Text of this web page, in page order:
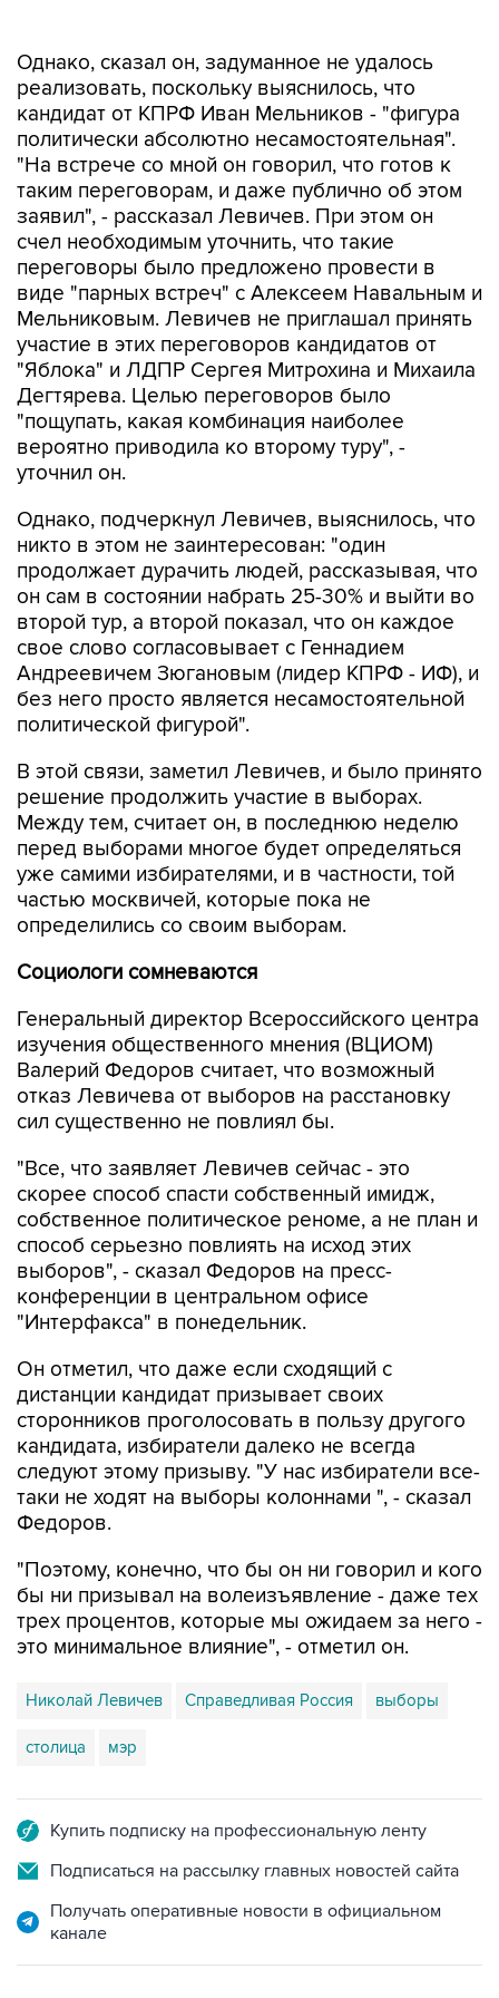
кандидат от КПРФ Иван Мельников - "фигура
политически абсолютно несамостоятельная".
"На встрече со мной он говорил, что готов к
таким переговорам, и даже публично об этом
заявил", - рассказал Левичев. При этом он
счел необходимым уточнить, что такие
переговоры было предложено провести в
виде "парных встреч" с Алексеем Навальным и
Мельниковым. Левичев не приглашал принять
участие в этих переговоров кандидатов от
"Яблока" и ЛДПР Сергея Митрохина и Михаила
Дегтярева. Целью переговоров было
"пощупать, какая комбинация наиболее
вероятно приводила ко второму туру", -
уточнил он.
Однако, подчеркнул Левичев, выяснилось, что
продолжает дурачить людей, рассказывая, что
он сам в состоянии набрать 25-30% и выйти во
второй тур, а второй показал, что он каждое
свое слово согласовывает с Геннадием
Андреевичем Зюгановым (лидер КПРФ - ИФ), и
без него просто является несамостоятельной
политической фигурой".
В этой связи, заметил Левичев, и было принято
Между тем, считает он, в последнюю неделю
перед выборами многое будет определяться
уже самими избирателями, и в частности, той
частью москвичей, которые пока не
определились со своим выборам.
Социологи сомневаются
Генеральный директор Всероссийского центра
Валерий Федоров считает, что возможный
отказ Левичева от выборов на расстановку
сил существенно не повлиял бы.
"Все, что заявляет Левичев сейчас - это
собственное политическое реноме, а не план и
способ серьезно повлиять на исход этих
выборов", - сказал Федоров на пресс-
конференции в центральном офисе
"Интерфакса" в понедельник.
Он отметил, что даже если сходящий с
сторонников проголосовать в пользу другого
кандидата, избиратели далеко не всегда
следуют этому призыву. "У нас избиратели все-
таки не ходят на выборы колоннами ", - сказал
Федоров.
"Поэтому, конечно, что бы он ни говорил и кого
трех процентов, которые мы ожидаем за него -
это минимальное влияние", - отметил он.
Николай Левичев Справедливая Россия выборы
столица мэр
Подписаться на рассылку главных новостей сайта
Получать оперативные новости в официальном